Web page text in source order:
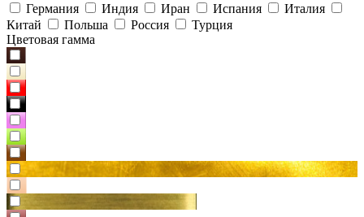
Германия
Индия Иран Испания
Италия
Китай
Польша Россия
Турция
Цветовая гамма